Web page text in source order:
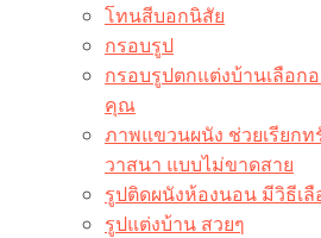
โทนสีบอกนิสัย
กรอบรูป
กรอบรูปตกแต่งบ้านเลือก
คุณ
ภาพแขวนผนัง ช่วยเรียก
วาสนา แบบไม่ขาดสาย
รูปติดผนังห้องนอน มีวิธีเ
รูปแต่งบ้าน สวยๆ